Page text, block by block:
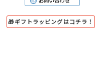
🎁ギフトラッピングはコチラ！